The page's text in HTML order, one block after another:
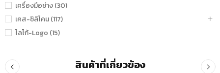
เครื่องมือช่าง (30)
เคส-ซิลิโคน (117)
โลโก้-Logo (15)
สินค้าที่เกี่ยวข้อง